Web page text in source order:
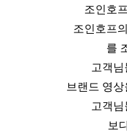
조인호
조인호프
를
고객
브랜드 영
고객
보